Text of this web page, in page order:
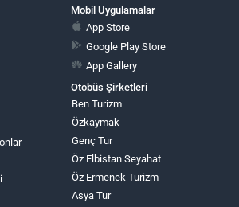
Mobil Uygulamalar
App Store
Google Play Store
App Gallery
Otobüs Şirketleri
Ben Turizm
Özkaymak
Genç Tur
Öz Elbistan Seyahat
Öz Ermenek Turizm
Asya Tur